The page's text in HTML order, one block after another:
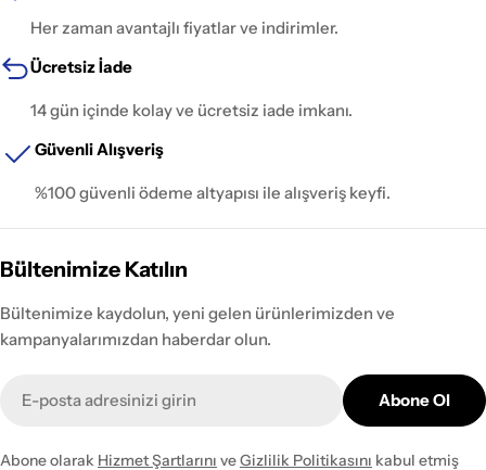
Her zaman avantajlı fiyatlar ve indirimler.
Ücretsiz İade
14 gün içinde kolay ve ücretsiz iade imkanı.
Güvenli Alışveriş
%100 güvenli ödeme altyapısı ile alışveriş keyfi.
Bültenimize Katılın
Bültenimize kaydolun, yeni gelen ürünlerimizden ve
kampanyalarımızdan haberdar olun.
posta
Abone Ol
Abone olarak Hizmet Şartlarını veGizlilik Politikasını kabul etmiş